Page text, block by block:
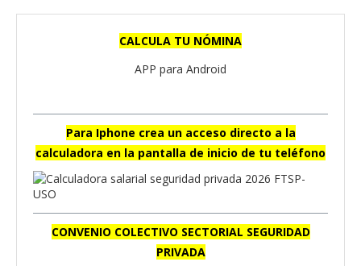
CALCULA TU NÓMINA
APP para Android
Para Iphone crea un acceso directo a la
calculadora en la pantalla de inicio de tu teléfono
CONVENIO COLECTIVO SECTORIAL SEGURIDAD
PRIVADA